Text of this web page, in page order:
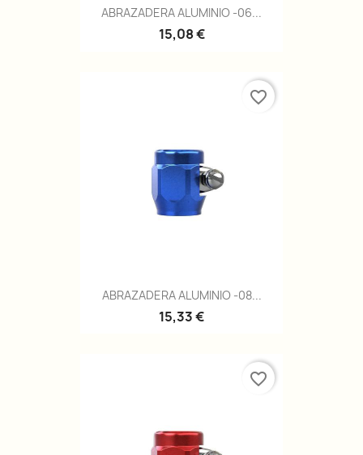
ABRAZADERA ALUMINIO -06...
15,08 €
ABRAZADERA ALUMINIO -08...
15,33 €
favorite_border
favorite_border